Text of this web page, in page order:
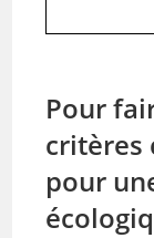
Pour
critères
pour